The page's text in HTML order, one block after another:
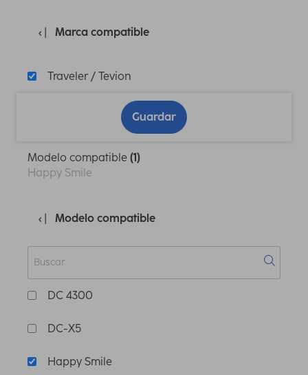
Marca compatible
Traveler / Tevion
Guardar
Modelo compatible (1)
Happy Smile
Modelo compatible
DC 4300
DC-X5
Happy Smile